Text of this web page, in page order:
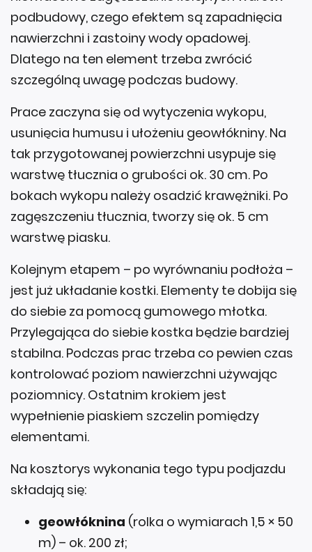
podbudowy, czego efektem są zapadnięcia
nawierzchni i zastoiny wody opadowej.
Dlatego na ten element trzeba zwrócić
szczególną uwagę podczas budowy.
Prace zaczyna się od wytyczenia wykopu,
usunięcia humusu i ułożeniu geowłókniny. Na
tak przygotowanej powierzchni usypuje się
warstwę tłucznia o grubości ok. 30 cm. Po
bokach wykopu należy osadzić krawężniki. Po
zagęszczeniu tłucznia, tworzy się ok. 5 cm
warstwę piasku.
Kolejnym etapem – po wyrównaniu podłoża –
jest już układanie kostki. Elementy te dobija się
do siebie za pomocą gumowego młotka.
Przylegająca do siebie kostka będzie bardziej
stabilna. Podczas prac trzeba co pewien czas
kontrolować poziom nawierzchni używając
poziomnicy. Ostatnim krokiem jest
wypełnienie piaskiem szczelin pomiędzy
elementami.
Na kosztorys wykonania tego typu podjazdu
składają się:
geowłóknina (rolka o wymiarach 1,5 × 50
m) – ok. 200 zł;